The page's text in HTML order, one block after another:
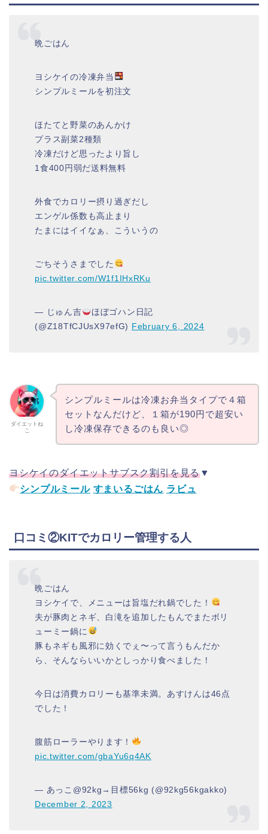
晩ごはん
ヨシケイの冷凍弁当
シンプルミールを初注文
ほたてと野菜のあんかけ
プラス副菜2種類
冷凍だけど思ったより旨し
1食400円弱だ送料無料
外食でカロリー摂り過ぎだし
エンゲル係数も高止まり
たまにはイイなぁ、こういうの
ごちそうさまでした
pic.twitter.com/W1f1IHxRKu
— じゅん吉
ほぼゴハン日記
(@Z18TfCJUsX97efG) February 6, 2024
ダイエットね
こ
シンプルミールは冷凍お弁当タイプで４箱
セットなんだけど、１箱が190円で超安い
し冷凍保存できるのも良い◎
ヨシケイのダイエットサブスク割引を見る▼
シンプルミール すまいるごはん ラビュ
口コミ②KITでカロリー管理する人
晩ごはん
ヨシケイで、メニューは旨塩だれ鍋でした！
夫が豚肉とネギ、白滝を追加したもんでまたボリ
ューミー鍋に
豚もネギも風邪に効くでぇ〜って言うもんだか
ら、そんならいいかとしっかり食べました！
今日は消費カロリーも基準未満。あすけんは46点
でした！
腹筋ローラーやります！
pic.twitter.com/gbaYu6q4AK
— あっこ@92kg→目標56kg (@92kg56kgakko)
December 2, 2023